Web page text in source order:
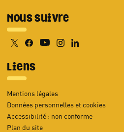
Nous suivre
Retrouvez nous sur X
- Nouvelle fenêtre
Retrouvez nous sur Facebook
- Nouvelle fenêtre
Retrouvez nous sur Youtube
- Nouvelle fenêtre
Retrouvez nous sur
- Nouvelle fenêtre
Retrouvez nous
Liens
Mentions légales
Données personnelles et cookies
Accessibilité : non conforme
Plan du site